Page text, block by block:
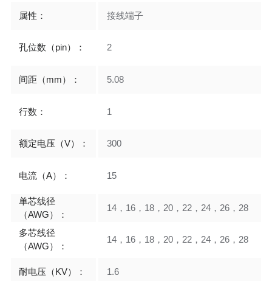
属性： 接线端子
孔位数（pin）： 2
间距（mm）： 5.08
行数： 1
额定电压（V）： 300
电流（A）： 15
单芯线径
（AWG）：
14，16，18，20，22，24，26，28
多芯线径
（AWG）：
14，16，18，20，22，24，26，28
耐电压（KV）： 1.6